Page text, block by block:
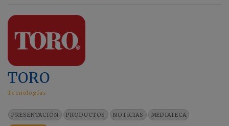
TORO
Tecnologías
PRESENTACIÓN PRODUCTOS NOTICIAS MEDIATECA